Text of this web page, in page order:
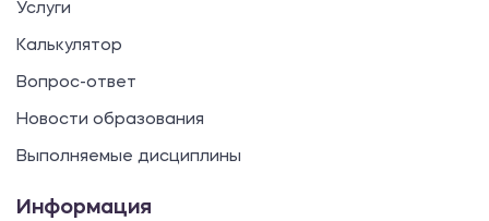
Услуги
Калькулятор
Вопрос-ответ
Новости образования
Выполняемые дисциплины
Информация